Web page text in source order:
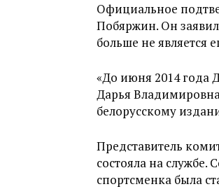
Официальное
Побяржин. Он
больше не является
«До июня 2014 года
Дарья
белорусскому
Представитель
состояла на
спортсменка была